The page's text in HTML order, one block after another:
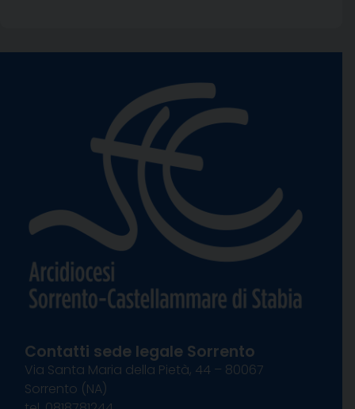
Contatti sede legale Sorrento
Via Santa Maria della Pietà, 44 – 80067
Sorrento (NA)